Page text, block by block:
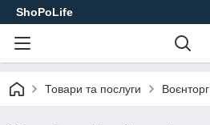
ShoPoLife
Товари та послуги Воєнторг